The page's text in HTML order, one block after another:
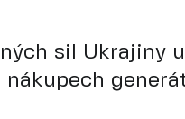
sil Ukrajiny